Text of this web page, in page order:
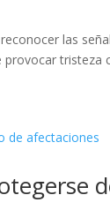
las
tristeza